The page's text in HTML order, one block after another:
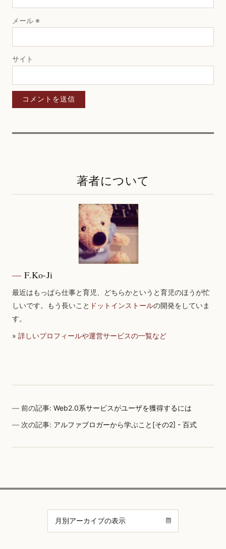
メール ※
サイト
著者について
F.Ko-Ji
最近はもっぱら仕事と育児、どちらかというと育児のほうが忙
しいです。もう長いこと ドットインストールの開発をしていま
す。
» 詳しいプロフィールや運営サービスの一覧など
前の記事:Web2.0系サービスがユーザを獲得するには
次の記事: アルファブロガーから学ぶこと[その2] - 百式